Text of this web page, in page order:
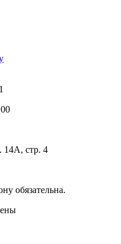
14А, стр. 4
обязательна.